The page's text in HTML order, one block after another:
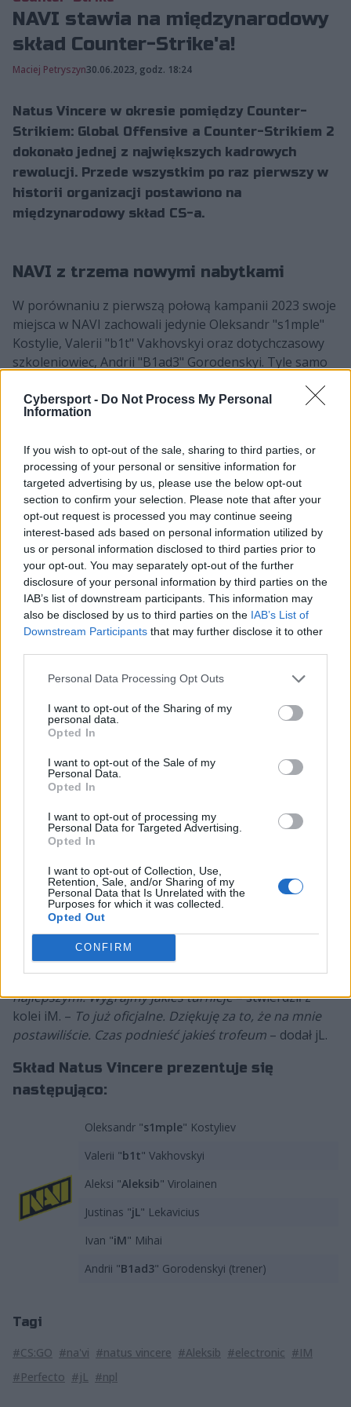
Cybersport - Do Not Process My Personal
Information
If you wish to opt-out of the sale, sharing to third parties, or
processing of your personal or sensitive information for
targeted advertising by us, please use the below opt-out
section to confirm your selection. Please note that after your
opt-out request is processed you may continue seeing
interest-based ads based on personal information utilized by
us or personal information disclosed to third parties prior to
your opt-out. You may separately opt-out of the further
disclosure of your personal information by third parties on the
IAB’s list of downstream participants. This information may
also be disclosed by us to third parties on the IAB’s List of
Downstream Participants that may further disclose it to other
Personal Data Processing Opt Outs
I want to opt-out of the Sharing of my
personal data.
Opted In
I want to opt-out of the Sale of my
Personal Data.
Opted In
I want to opt-out of processing my
Personal Data for Targeted Advertising.
Opted In
I want to opt-out of Collection, Use,
Retention, Sale, and/or Sharing of my
Personal Data that Is Unrelated with the
Purposes for which it was collected.
Opted Out
CONFIRM
NAVI stawia na międzynarodowy
skład Counter-Strike'a!
Maciej Petryszyn30.06.2023, godz. 18:24
Natus Vincere w okresie pomiędzy Counter-
Strikiem: Global Offensive a Counter-Strikiem 2
dokonało jednej z największych kadrowych
rewolucji. Przede wszystkim po raz pierwszy w
historii organizacji postawiono na
międzynarodowy skład CS-a.
NAVI z trzema nowymi nabytkami
W porównaniu z pierwszą połową kampanii 2023 swoje
miejsca w NAVI zachowali jedynie Oleksandr "s1mple"
Kostylie, Valerii "b1t" Vakhovskyi oraz dotychczasowy
szkoleniowiec, Andrii "B1ad3" Gorodenskyi. Tyle samo
Sharipov, Ilya "⁠Perfecto⁠" Zalutskiy oraz Andrii "⁠npl⁠"
Kukharskyi, których już w zespole nie ma. Nie oznacza
szczególnie obu Rosjan, którzy według pracowych
doniesieńmają związać swoją przyszłość z Cloud9
kolei nastoletni Ukrainiec ma byćnieoficjalnie
testowany przez B8 Esports. Tak więc w zespole
powstały aż trzy wakaty, które zapełnili trzej uczestnicy
niedawnego BLAST.tv Paris Major 2023.
Śledź transfery na scenie Counter-
Strike'a:
Nowym prowadzącym został więc Aleksi "Aleksib"
Virolainen, były gracz OG, G2 Esports i do niedawna
Ninjas in Pyjamas. Poza nim NAVI zasilili dotychczasowy
podopieczny Jakuba "kubena" Gurczyńskiego z Apeks,
Justinas "jL" Lekavicius, oraz Ivan "iM" Mihai, który
wcześniej grał w GamerLegionie pod wodzą Kamila
"siuhego" Szkaradka. –Nie mogę się doczekać aż
wszystko w tym składzie się rozkręci
Naprawdę jestem podekscytowany początkiem nowej
podróży u boku najlepszych zawodników w tej grze.
Nie mogę się doczekać codziennej rywalizacji z
najlepszymi. Wygrajmy jakieś turnieje– stwierdził z
kolei iM. – To już oficjalne. Dziękuję za to, że na mnie
postawiliście. Czas podnieść jakieś trofeum – dodał jL.
Skład Natus Vincere prezentuje się
następująco:
Oleksandr "s1mple" Kostyliev
Valerii "b1t" Vakhovskyi
Aleksi "Aleksib" Virolainen
Justinas "jL" Lekavicius
Ivan "iM" Mihai
Andrii "B1ad3" Gorodenskyi (trener)
Tagi
#CS:GO #na'vi #natus vincere #Aleksib #electronic #IM
#Perfecto #jL #npl